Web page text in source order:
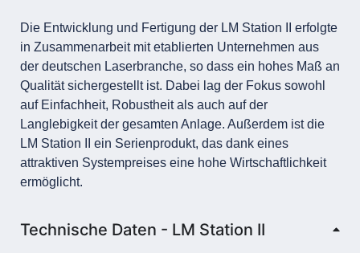
Die Entwicklung und Fertigung der LM Station II erfolgte
in Zusammenarbeit mit etablierten Unternehmen aus
der deutschen Laserbranche, so dass ein hohes Maß an
Qualität sichergestellt ist. Dabei lag der Fokus sowohl
auf Einfachheit, Robustheit als auch auf der
Langlebigkeit der gesamten Anlage. Außerdem ist die
LM Station II ein Serienprodukt, das dank eines
attraktiven Systempreises eine hohe Wirtschaftlichkeit
ermöglicht.
Technische Daten - LM Station II